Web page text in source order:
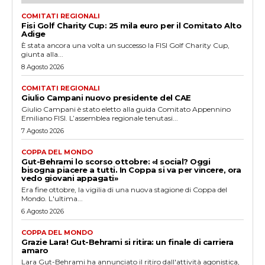
COMITATI REGIONALI
Fisi Golf Charity Cup: 25 mila euro per il Comitato Alto
Adige
È stata ancora una volta un successo la FISI Golf Charity Cup,
giunta alla...
8 Agosto 2026
COMITATI REGIONALI
Giulio Campani nuovo presidente del CAE
Giulio Campani è stato eletto alla guida Comitato Appennino
Emiliano FISI. L’assemblea regionale tenutasi...
7 Agosto 2026
COPPA DEL MONDO
Gut-Behrami lo scorso ottobre: «I social? Oggi
bisogna piacere a tutti. In Coppa si va per vincere, ora
vedo giovani appagati»
Era fine ottobre, la vigilia di una nuova stagione di Coppa del
Mondo. L'ultima...
6 Agosto 2026
COPPA DEL MONDO
Grazie Lara! Gut-Behrami si ritira: un finale di carriera
amaro
Lara Gut-Behrami ha annunciato il ritiro dall'attività agonistica,